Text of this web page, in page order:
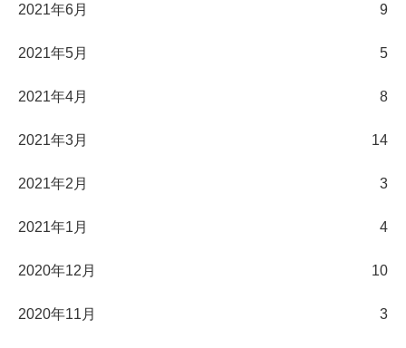
2021年6月 9
2021年5月 5
2021年4月 8
2021年3月 14
2021年2月 3
2021年1月 4
2020年12月 10
2020年11月 3